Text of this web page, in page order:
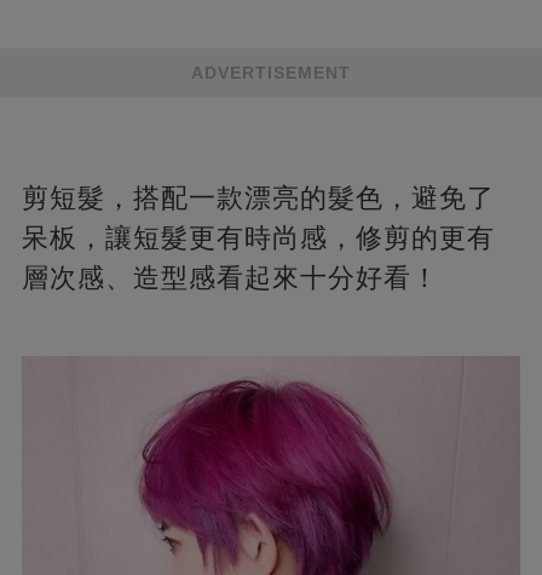
ADVERTISEMENT
剪短髮，搭配一款漂亮的髮色，避免了
呆板，讓短髮更有時尚感，修剪的更有
層次感、造型感看起來十分好看！